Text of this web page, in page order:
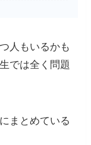
人もいるかも
では全く問題
まとめている